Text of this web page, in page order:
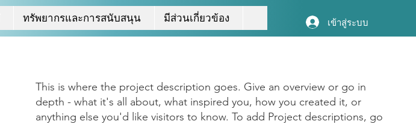
ทรัพยากรและการสนับสนุน มีส่วนเกี่ยวข้อง เข้าสู่ระบบ
This is where the project description goes. Give an overview or go in
depth - what it's all about, what inspired you, how you created it, or
anything else you'd like visitors to know. To add Project descriptions, go